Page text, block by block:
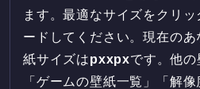
ます。最適なサイズをクリ
ードしてください。現在の
紙サイズはpxxpxです。他
「ゲームの壁紙一覧」「解